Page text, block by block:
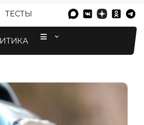
ТЕСТЫ